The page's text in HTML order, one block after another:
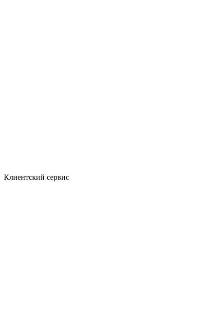
Клиентский сервис